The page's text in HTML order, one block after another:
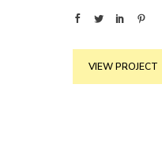
VIEW PROJECT